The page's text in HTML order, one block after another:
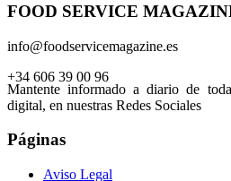
FOOD SERVICE
info@foodservicemagazine.es
+34 606 39 00 96
Mantente informado a diario de
digital, en nuestras Redes Sociales
Páginas
Aviso Legal